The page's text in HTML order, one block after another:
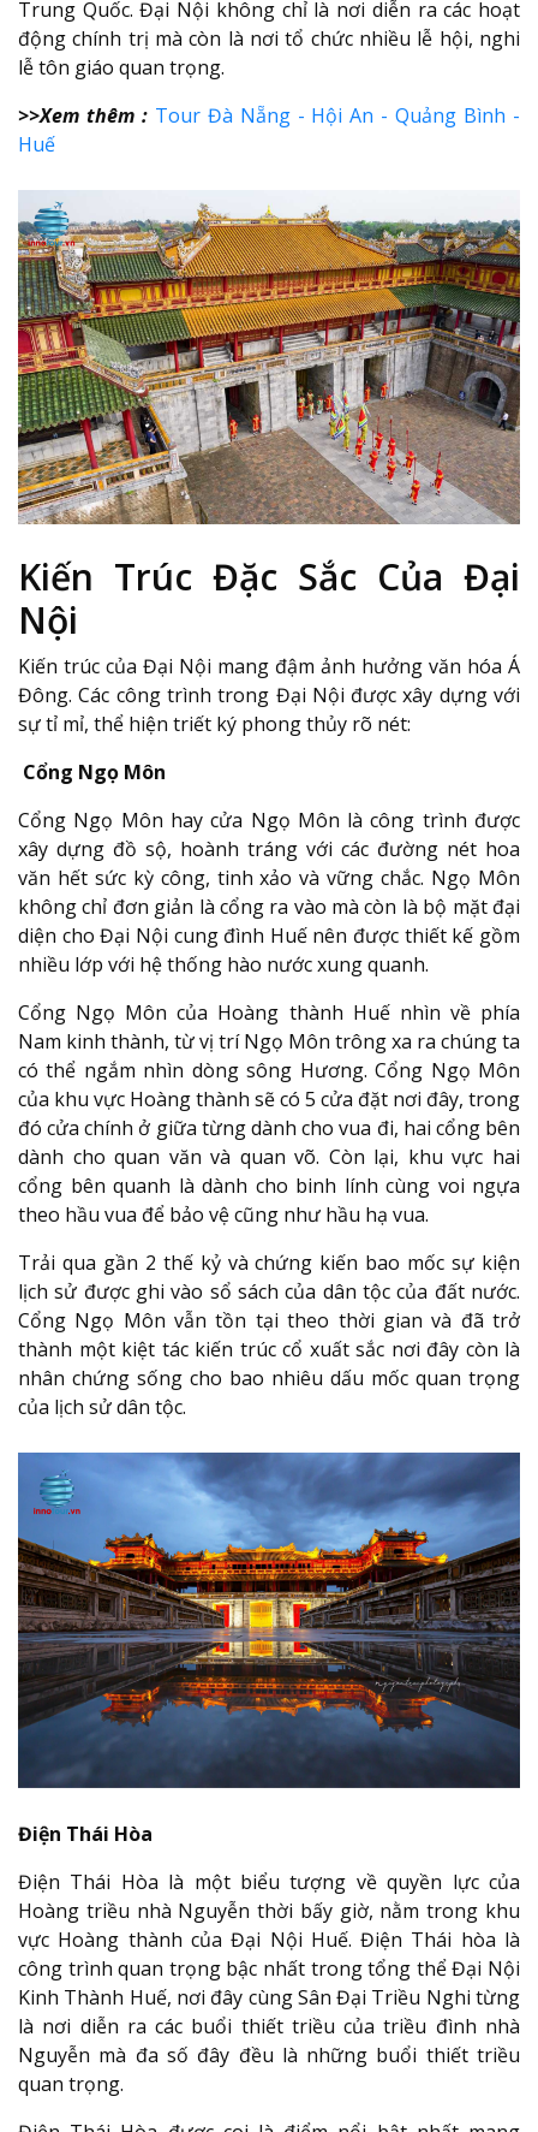
Trung Quốc. Đại Nội không chỉ là nơi diễn ra các hoạt
động chính trị mà còn là nơi tổ chức nhiều lễ hội, nghi
lễ tôn giáo quan trọng.
>>Xem thêm : Tour Đà Nẵng - Hội An - Quảng Bình -
Huế
Kiến Trúc Đặc Sắc Của Đại
Nội
Kiến trúc của Đại Nội mang đậm ảnh hưởng văn hóa Á
Đông. Các công trình trong Đại Nội được xây dựng với
sự tỉ mỉ, thể hiện triết ký phong thủy rõ nét:
Cổng Ngọ Môn
Cổng Ngọ Môn hay cửa Ngọ Môn là công trình được
xây dựng đồ sộ, hoành tráng với các đường nét hoa
văn hết sức kỳ công, tinh xảo và vững chắc. Ngọ Môn
không chỉ đơn giản là cổng ra vào mà còn là bộ mặt đại
diện cho Đại Nội cung đình Huế nên được thiết kế gồm
nhiều lớp với hệ thống hào nước xung quanh.
Cổng Ngọ Môn của Hoàng thành Huế nhìn về phía
Nam kinh thành, từ vị trí Ngọ Môn trông xa ra chúng ta
có thể ngắm nhìn dòng sông Hương. Cổng Ngọ Môn
của khu vực Hoàng thành sẽ có 5 cửa đặt nơi đây, trong
đó cửa chính ở giữa từng dành cho vua đi, hai cổng bên
dành cho quan văn và quan võ. Còn lại, khu vực hai
cổng bên quanh là dành cho binh lính cùng voi ngựa
theo hầu vua để bảo vệ cũng như hầu hạ vua.
Trải qua gần 2 thế kỷ và chứng kiến bao mốc sự kiện
lịch sử được ghi vào sổ sách của dân tộc của đất nước.
Cổng Ngọ Môn vẫn tồn tại theo thời gian và đã trở
thành một kiệt tác kiến trúc cổ xuất sắc nơi đây còn là
nhân chứng sống cho bao nhiêu dấu mốc quan trọng
của lịch sử dân tộc.
Điện Thái Hòa
Điện Thái Hòa là một biểu tượng về quyền lực của
Hoàng triều nhà Nguyễn thời bấy giờ, nằm trong khu
vực Hoàng thành của Đại Nội Huế. Điện Thái hòa là
công trình quan trọng bậc nhất trong tổng thể Đại Nội
Kinh Thành Huế, nơi đây cùng Sân Đại Triều Nghi từng
là nơi diễn ra các buổi thiết triều của triều đình nhà
Nguyễn mà đa số đây đều là những buổi thiết triều
quan trọng.